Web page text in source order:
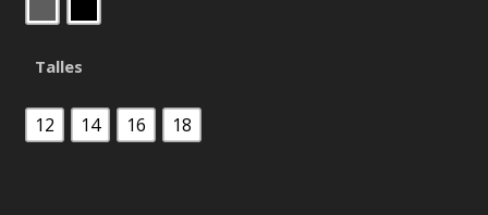
Talles
12 14 16 18